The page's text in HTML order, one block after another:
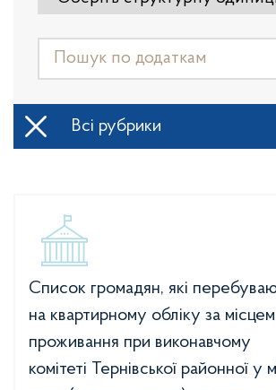
Всі рубрики
Список громадян, які
на квартирному обліку за місцем
проживання при виконавчому
комітеті Тернівської районної у